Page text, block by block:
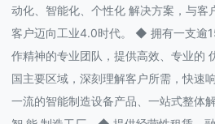
动化、智能化、个性化 解决方案，与客
客户迈向工业4.0时代。 ◆ 拥有一支逾
作精神的专业团队，提供高效、专业的
国主要区域，深刻理解客户所需，快速
一流的智能制造设备产品、一站式整体